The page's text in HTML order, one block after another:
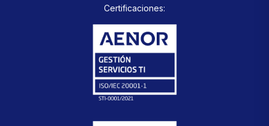
Certificaciones: